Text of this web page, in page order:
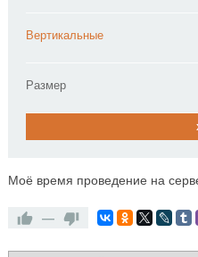
Вертикальные
Размер
Моё время проведение на
—